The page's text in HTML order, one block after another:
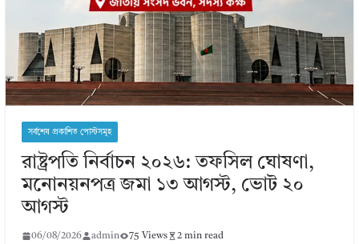
সর্বশেষ প্রকাশিত পোস্টসমূহ
রাষ্ট্রপতি নির্বাচন ২০২৬: তফসিল ঘোষণা,
মনোনয়নপত্র জমা ১৩ আগস্ট, ভোট ২০
আগস্ট
06/08/2026 admin 75 Views 2 min read